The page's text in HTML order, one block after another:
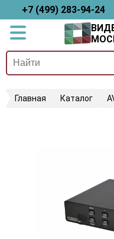
+7 (499) 283-94-24
Главная Каталог